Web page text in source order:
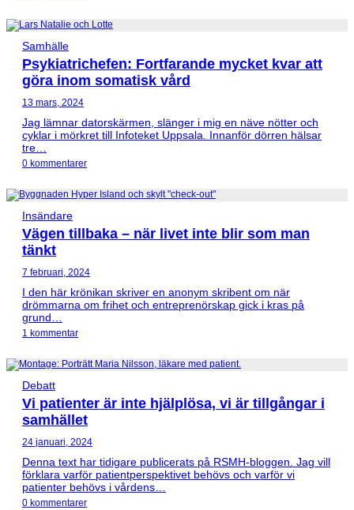
Samhälle
Psykiatrichefen: Fortfarande mycket kvar att
göra inom somatisk vård
13 mars, 2024
Jag lämnar datorskärmen, slänger i mig en näve nötter och
cyklar i mörkret till Infoteket Uppsala. Innanför dörren hälsar
tre…
0 kommentarer
Insändare
Vägen tillbaka – när livet inte blir som man
tänkt
7 februari, 2024
I den här krönikan skriver en anonym skribent om när
drömmarna om frihet och entreprenörskap gick i kras på
grund…
1 kommentar
Debatt
Vi patienter är inte hjälplösa, vi är tillgångar i
samhället
24 januari, 2024
Denna text har tidigare publicerats på RSMH-bloggen. Jag vill
förklara varför patientperspektivet behövs och varför vi
patienter behövs i vårdens…
0 kommentarer